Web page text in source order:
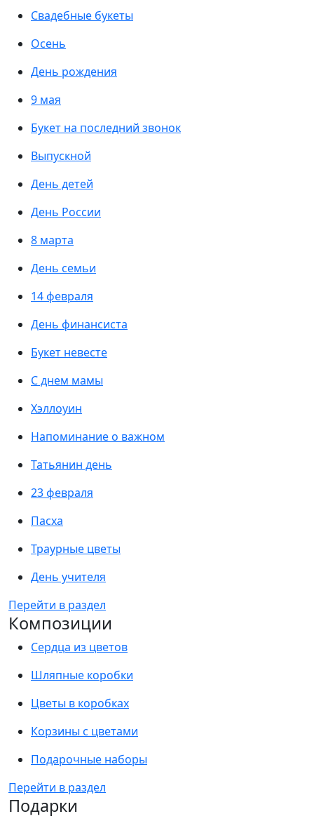
Свадебные букеты
Осень
День рождения
9 мая
Букет на последний звонок
Выпускной
День детей
День России
8 марта
День семьи
14 февраля
День финансиста
Букет невесте
С днем мамы
Хэллоуин
Напоминание о важном
Татьянин день
23 февраля
Пасха
Траурные цветы
День учителя
Перейти в раздел
Композиции
Сердца из цветов
Шляпные коробки
Цветы в коробках
Корзины с цветами
Подарочные наборы
Перейти в раздел
Подарки